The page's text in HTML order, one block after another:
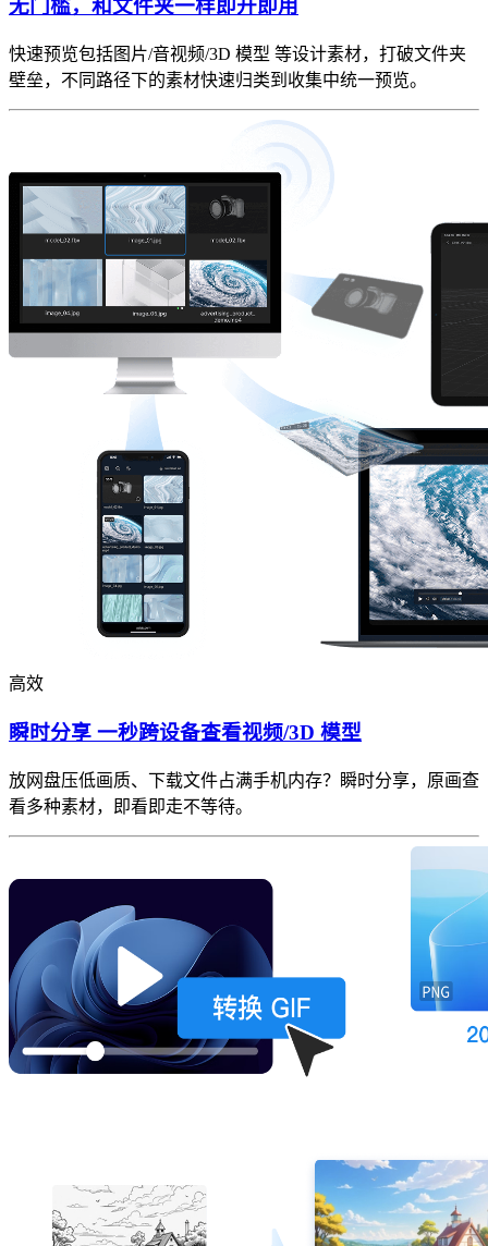
无门槛，和文件夹一样即开即用
快速预览包括图片/音视频/3D 模型 等设计素材，打破文件夹
壁垒，不同路径下的素材快速归类到收集中统一预览。
高效
瞬时分享 一秒跨设备查看视频/3D 模型
放网盘压低画质、下载文件占满手机内存？瞬时分享，原画查
看多种素材，即看即走不等待。